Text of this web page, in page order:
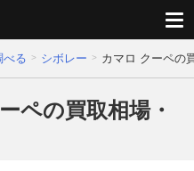
べる シボレー カマロ クーペの
ペの買取相場・